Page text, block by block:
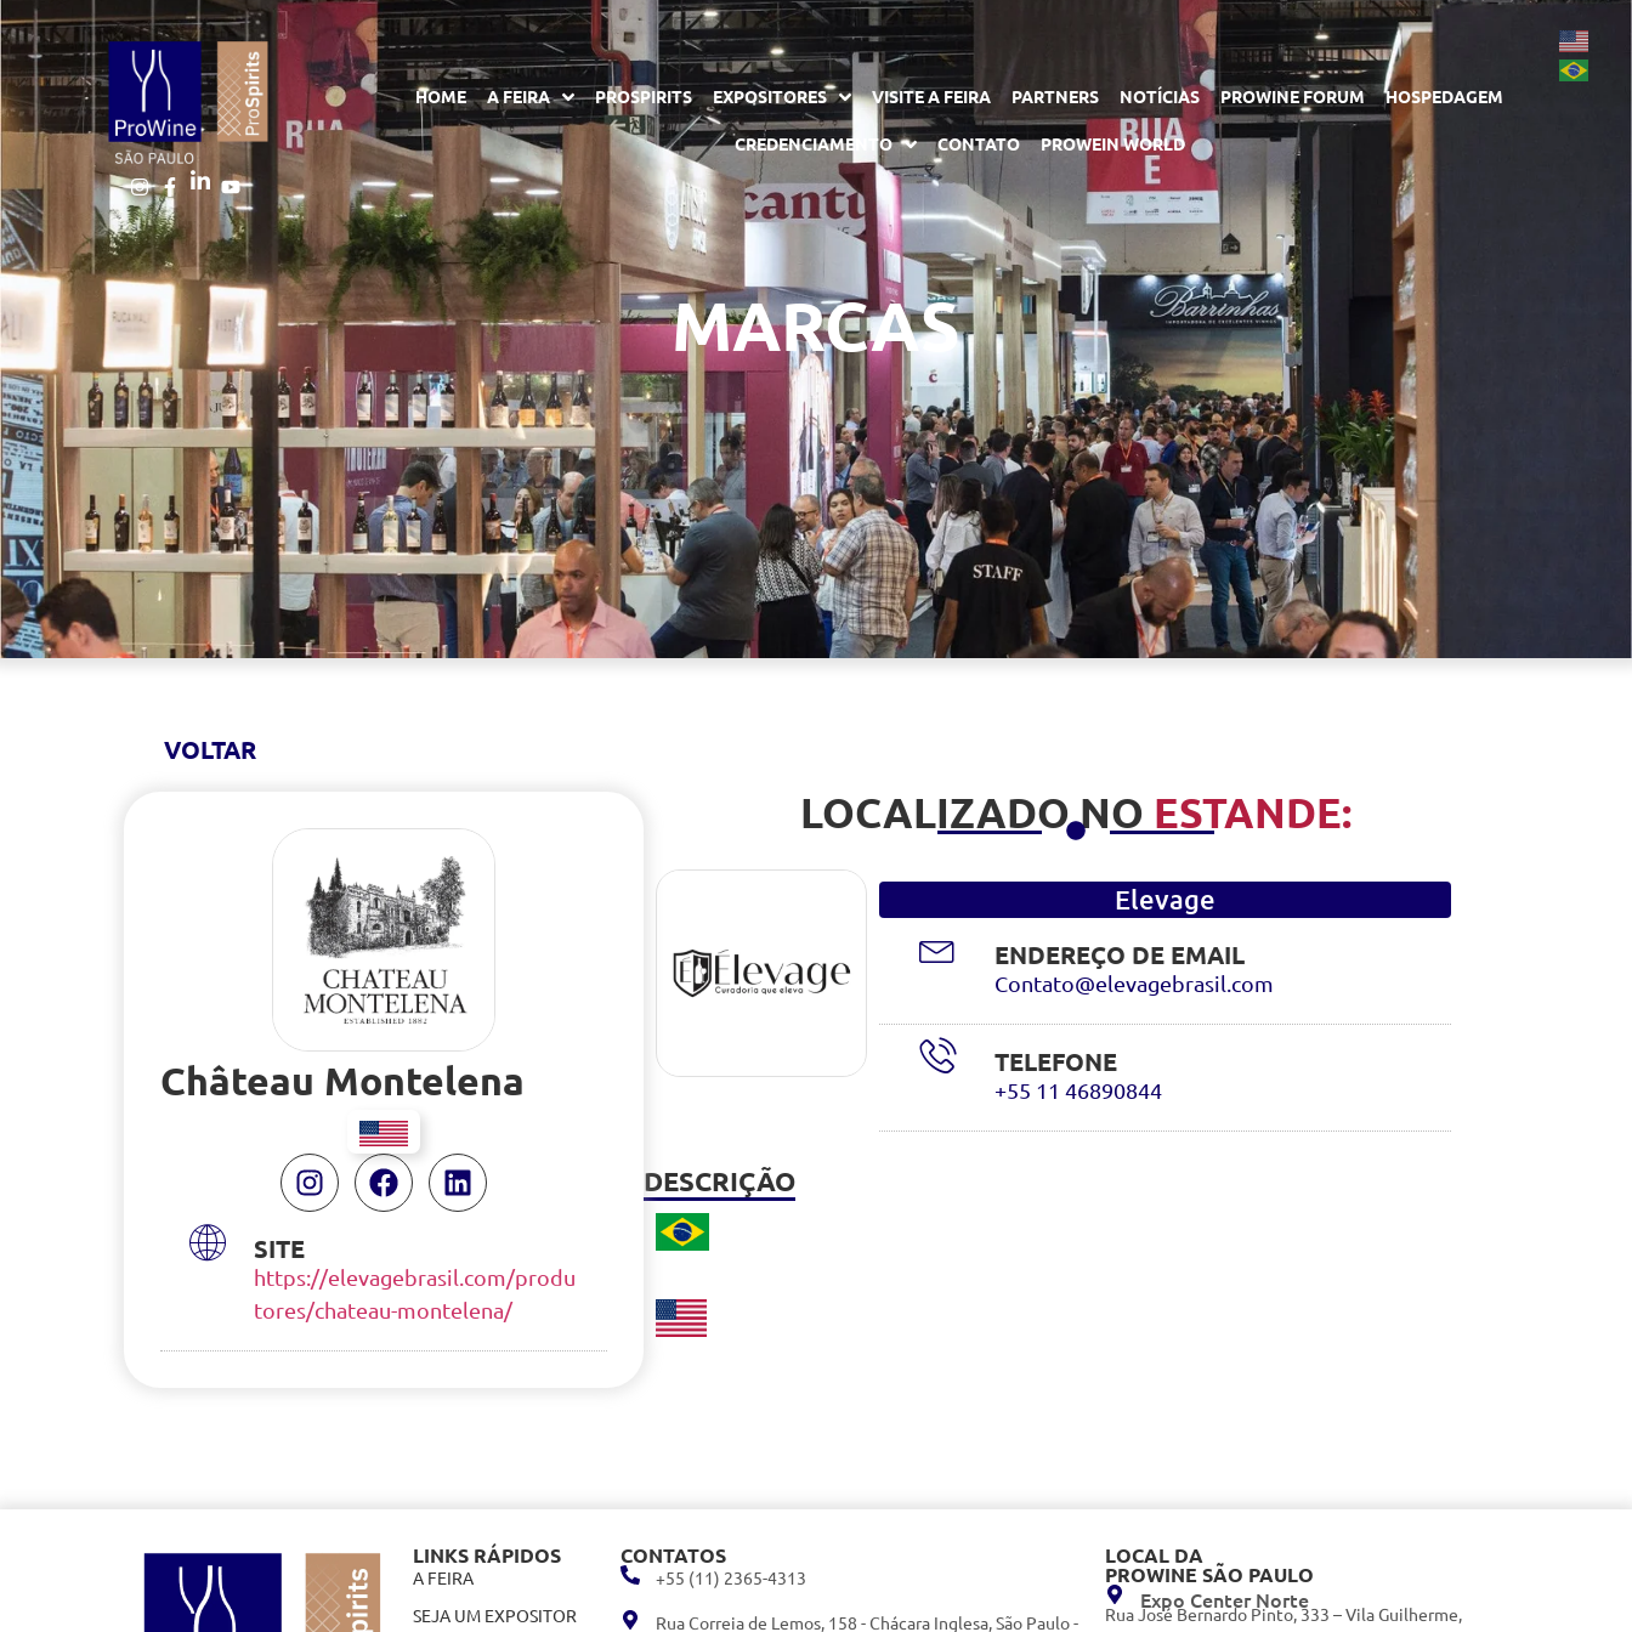
HOME A FEIRA PROSPIRITS EXPOSITORES VISITE A FEIRA PARTNERS NOTÍCIAS PROWINE FORUM HOSPEDAGEM
CREDENCIAMENTO CONTATO PROWEIN WORLD
MARCAS
VOLTAR
LOCALIZADO NO ESTANDE:
Elevage
ENDEREÇO DE EMAIL
Contato@elevagebrasil.com
TELEFONE
+55 11 46890844
DESCRIÇÃO
Château Montelena
SITE
https://elevagebrasil.com/produ
tores/chateau-montelena/
LINKS RÁPIDOS
A FEIRA
SEJA UM EXPOSITOR
+55 (11) 2365-4313
Rua Correia de Lemos, 158 - Chácara Inglesa, São Paulo -
CONTATOS LOCAL DA
PROWINE SÃO PAULO
Expo Center Norte
Rua José Bernardo Pinto, 333 – Vila Guilherme,